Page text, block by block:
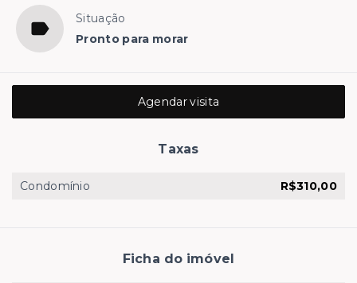
Situação
Pronto para morar
Agendar visita
Taxas
Condomínio R$310,00
Ficha do imóvel